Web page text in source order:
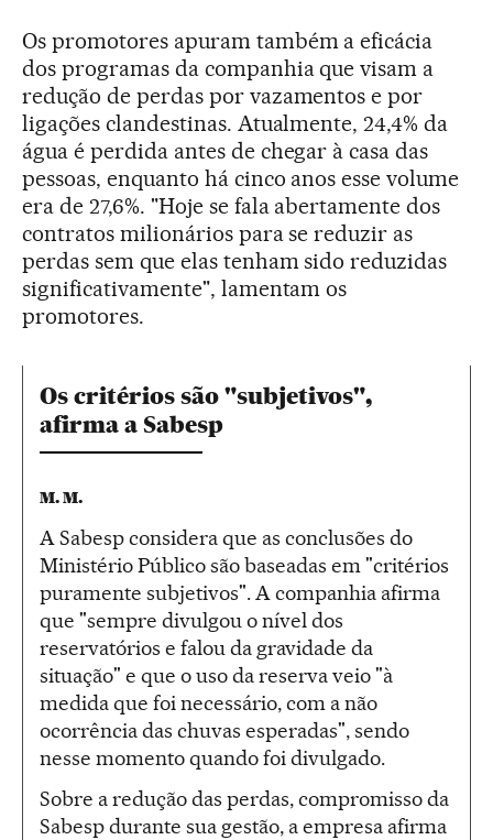
Os promotores apuram também a eficácia
dos programas da companhia que visam a
redução de perdas por vazamentos e por
ligações clandestinas. Atualmente, 24,4% da
água é perdida antes de chegar à casa das
pessoas, enquanto há cinco anos esse volume
era de 27,6%. "Hoje se fala abertamente dos
contratos milionários para se reduzir as
perdas sem que elas tenham sido reduzidas
significativamente", lamentam os
promotores.
Os critérios são "subjetivos",
afirma a Sabesp
M. M.
A Sabesp considera que as conclusões do
Ministério Público são baseadas em "critérios
puramente subjetivos". A companhia afirma
que "sempre divulgou o nível dos
reservatórios e falou da gravidade da
situação" e que o uso da reserva veio "à
medida que foi necessário, com a não
ocorrência das chuvas esperadas", sendo
nesse momento quando foi divulgado.
Sobre a redução das perdas, compromisso da
Sabesp durante sua gestão, a empresa afirma